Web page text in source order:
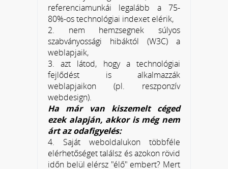
referenciamunkái legalább a 75-
80%-os technológiai indexet elérik,
2. nem hemzsegnek súlyos
szabványossági hibáktól (W3C) a
weblapjaik,
3. azt látod, hogy a technológiai
fejlődést is alkalmazzák
weblapjaikon (pl. reszponzív
webdesign).
Ha már van kiszemelt céged
ezek alapján, akkor is még nem
árt az odafigyelés:
4. Saját weboldalukon többféle
elérhetőséget találsz és azokon rövid
időn belül elérsz "élő" embert? Mert